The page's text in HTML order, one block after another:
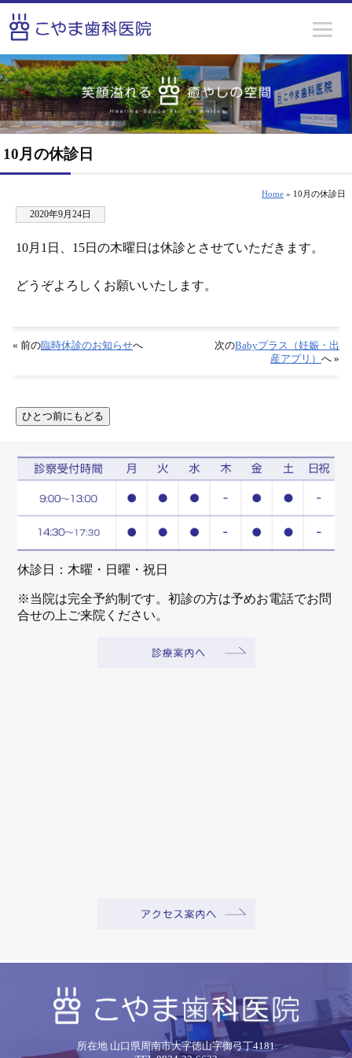
10月の休診日
Home » 10月の休診日
2020年9月24日
10月1日、15日の木曜日は休診とさせていただきます。
どうぞよろしくお願いいたします。
« 前の臨時休診のお知らせへ 次のBabyプラス（妊娠・出
産アプリ） へ »
休診日：木曜・日曜・祝日
※当院は完全予約制です。初診の方は予めお電話でお問
合せの上ご来院ください。
所在地 山口県周南市大字徳山字御弓丁4181